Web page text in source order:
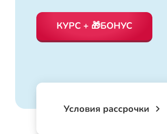
КУРС + 🎁БОНУС
Условия рассрочки